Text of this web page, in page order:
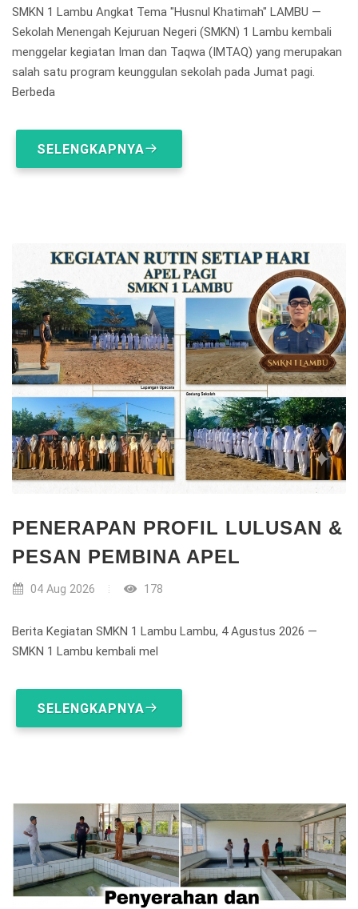
SMKN 1 Lambu Angkat Tema "Husnul Khatimah" LAMBU —
Sekolah Menengah Kejuruan Negeri (SMKN) 1 Lambu kembali
menggelar kegiatan Iman dan Taqwa (IMTAQ) yang merupakan
salah satu program keunggulan sekolah pada Jumat pagi.
Berbeda
SELENGKAPNYA
PENERAPAN PROFIL LULUSAN &
PESAN PEMBINA APEL
04 Aug 2026 178
Berita Kegiatan SMKN 1 Lambu Lambu, 4 Agustus 2026 —
SMKN 1 Lambu kembali mel
SELENGKAPNYA